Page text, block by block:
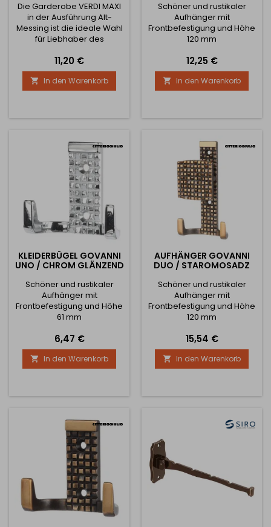
Die Garderobe VERDI MAXI
in der Ausführung Alt-
Messing ist die ideale Wahl
für Liebhaber des
historisierenden oder
Vintage-Stils. Ihre reich
geformten Linien, das
Reliefdekor und die
Oberfläche verleihen dem
Diese massive und stabile
Garderobe bietet drei
Arme –...
Preis
11,20 €
 In den Warenkorb
Schöner und rustikaler
Aufhänger mit
Frontbefestigung und Höhe
120 mm
Preis
12,25 €
 In den Warenkorb
KLEIDERBÜGEL GOVANNI
UNO / CHROM GLÄNZEND
Schöner und rustikaler
Aufhänger mit
Frontbefestigung und Höhe
61 mm
Preis
6,47 €
 In den Warenkorb
AUFHÄNGER GOVANNI
DUO / STAROMOSADZ
Schöner und rustikaler
Aufhänger mit
Frontbefestigung und Höhe
120 mm
Preis
15,54 €
 In den Warenkorb